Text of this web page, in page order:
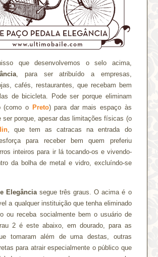
que desenvolvemos o selo acima,
, para ser atribuído a empresas,
cafés, restaurantes, que recebam bem
de bicicleta. Pode ser porque eliminam
(como o
Preto) para dar mais espaço às
ser porque, apesar das limitações físicas (o
, que tem as catracas na entrada do
para receber bem quem preferiu
inteiros para ir lá tocando-os e vivendo-
da bolha de metal e vidro, excluíndo-se
Elegânciasegue três graus. O acima é o
a qualquer instituição que tenha eliminado
ou receba socialmente bem o usuário de
2 é este abaixo, em dourado, para as
tomaram além de uma destas, outras
para atrair especialmente o público que